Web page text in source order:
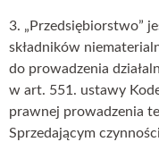
3. „Przedsiębiorstwo”
składników
do prowadzenia
w art. 551. ustawy
prawnej prowadzenia
Sprzedającym